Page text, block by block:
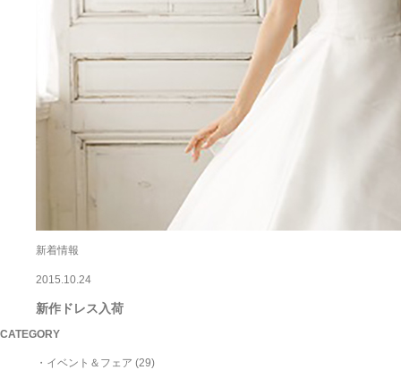
新着情報
2015.10.24
新作ドレス入荷
CATEGORY
・イベント＆フェア (29)